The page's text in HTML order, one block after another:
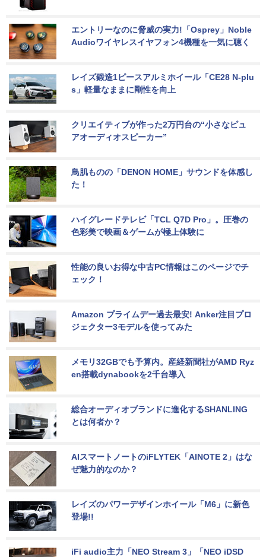
エントリーなのに脅威の実力!「Osprey」Noble
Audioワイヤレスイヤフォン4機種を一気に聴く
レイズ鍛造1ピースアルミホイール「CE28 N-plu
s」軽量なままに剛性を向上
クリエイティブが作った2万円台の“小さなピュ
アオーディオスピーカー”
鳥肌ものの「DENON HOME」サウンドを体感し
た！
ハイグレードテレビ「TCL Q7D Pro」。圧巻の
色彩美で映画＆ゲームが極上体験に
性能の良いお得な中古PC情報はこのページでチ
ェック！
Amazon プライムデー過去最安! Anker注目プロ
ジェクター3モデルを使ってみた
メモリ32GBでも予算内。産経新聞社がAMD Ryz
en搭載dynabookを2千台導入
総合オーディオブランドに進化するSHANLING
とは何者か？
AIスマートノートのiFLYTEK「AINOTE 2」はな
ぜ魅力的なのか？
レイズのパワーデザインホイール「M6」に新色
登場!!
iFi audio主力「NEO Stream 3」「NEO iDSD